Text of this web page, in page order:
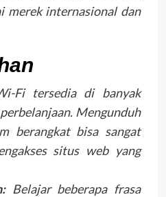
merek internasional dan
Fi tersedia di banyak
Mengunduh
berangkat bisa sangat
situs web yang
Belajar beberapa frasa